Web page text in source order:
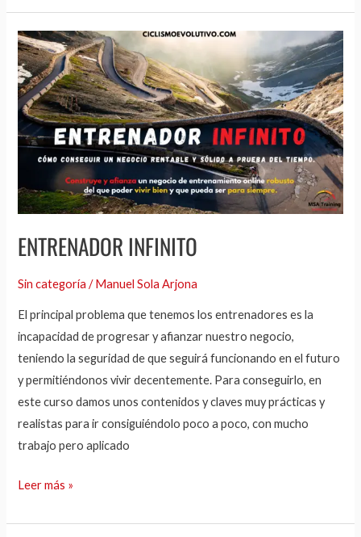
ENTRENADOR INFINITO
Sin categoría /Manuel Sola Arjona
El principal problema que tenemos los entrenadores es la
incapacidad de progresar y afianzar nuestro negocio,
teniendo la seguridad de que seguirá funcionando en el futuro
y permitiéndonos vivir decentemente. Para conseguirlo, en
este curso damos unos contenidos y claves muy prácticas y
realistas para ir consiguiéndolo poco a poco, con mucho
trabajo pero aplicado
ENTRENADOR
INFINITO
Leer más »